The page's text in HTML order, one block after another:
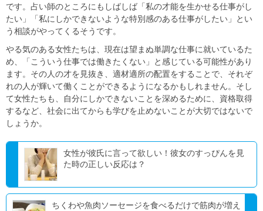
です。占い師のところにもしばしば「私の才能を生かせる仕事がし
たい」「私にしかできないような特別感のある仕事がしたい」とい
う相談がやってくるそうです。
やる気のある女性たちは、現在は望まぬ単調な仕事に就いているた
め、「こういう仕事では働きたくない」と感じている可能性があり
ます。その人の才を見抜き、適材適所の配置をすることで、それぞ
れの人が輝いて働くことができるようになるかもしれません。そし
て女性たちも、自分にしかできないことを深めるために、資格取得
するなど、社会に出てからも学びを止めないことが大切ではないで
しょうか。
女性が彼氏に言って欲しい！彼女のすっぴんを見
た時の正しい反応は？
ちくわや魚肉ソーセージを食べるだけで筋肉が増え